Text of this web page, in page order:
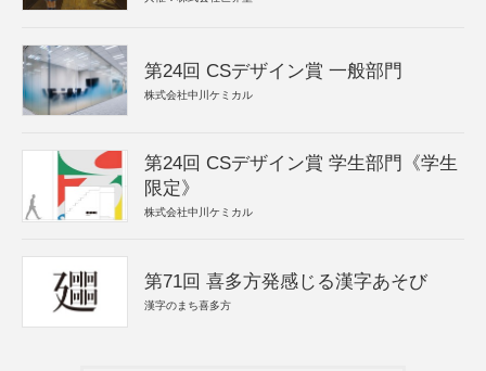
第24回 CSデザイン賞 一般部門
株式会社中川ケミカル
第24回 CSデザイン賞 学生部門《学生
限定》
株式会社中川ケミカル
第71回 喜多方発感じる漢字あそび
漢字のまち喜多方